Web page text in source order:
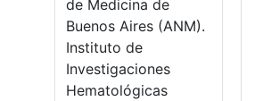
de Medicina de
Buenos Aires (ANM).
Instituto de
Investigaciones
Hematológicas